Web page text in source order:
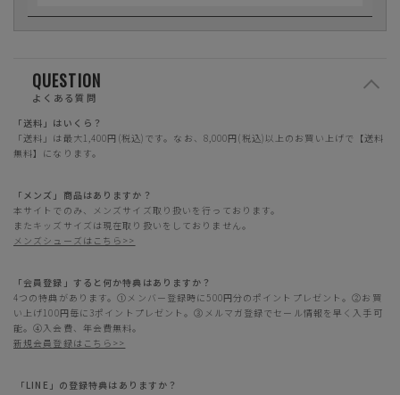
QUESTION
よくある質問
「送料」はいくら？
「送料」は最大1,400円(税込)です。なお、8,000円(税込)以上のお買い上げで【送料
無料】になります。
「メンズ」商品はありますか？
本サイトでのみ、メンズサイズ取り扱いを行っております。
またキッズサイズは現在取り扱いをしておりません。
メンズシューズはこちら>>
「会員登録」すると何か特典はありますか？
4つの特典があります。①メンバー登録時に500円分のポイントプレゼント。②お買
い上げ100円毎に3ポイントプレゼント。③メルマガ登録でセール情報を早く入手可
能。④入会費、年会費無料。
新規会員登録はこちら>>
「LINE」の登録特典はありますか？